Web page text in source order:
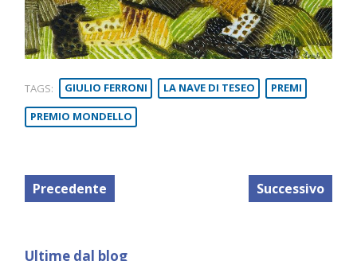
TAGS: GIULIO FERRONI LA NAVE DI TESEO
PREMI
PREMIO MONDELLO
Precedente Successivo
Ultime dal blog